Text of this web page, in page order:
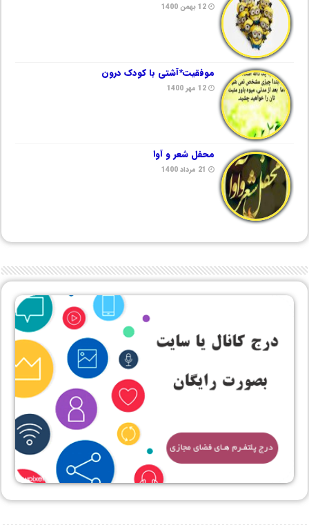
12 بهمن 1400
موفقیت*آشتی با کودک درون
12 مهر 1400
محفل شعر و آوا
21 مرداد 1400